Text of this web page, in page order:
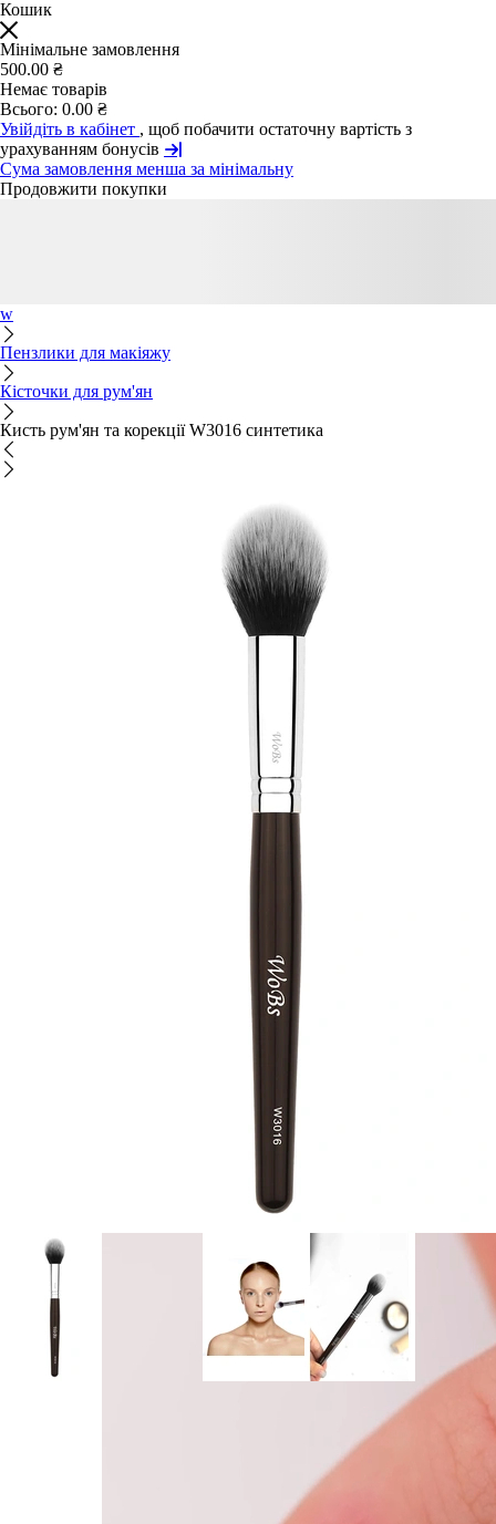
Кошик
Мінімальне замовлення
500.00 ₴
Немає товарів
Всього: 0.00 ₴
Увійдіть в кабінет , щоб побачити остаточну вартість з
урахуванням бонусів
Сума замовлення менша за мінімальну
Продовжити покупки
w
Пензлики для макіяжу
Кісточки для рум'ян
Кисть рум'ян та корекції W3016 синтетика